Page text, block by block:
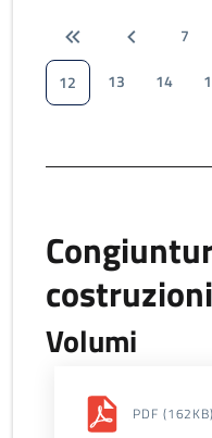
7
12
13 14
Volumi
PDF (162KB)